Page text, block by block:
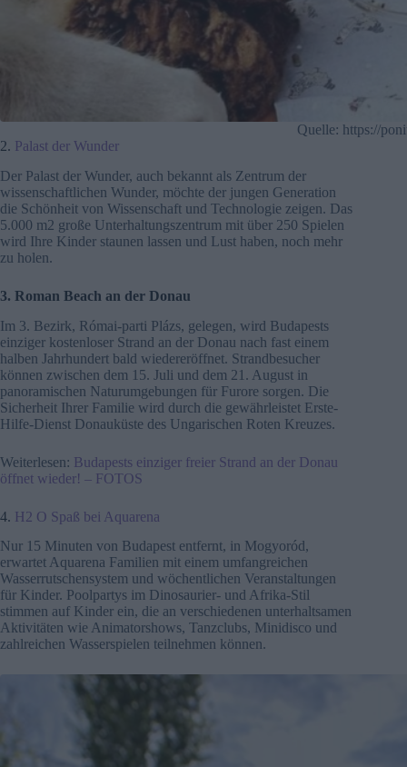
Quelle: https://
2. Palast der Wunder
Der Palast der Wunder, auch bekannt als Zentrum der
wissenschaftlichen Wunder, möchte der jungen Generation
die Schönheit von Wissenschaft und Technologie zeigen. Das
5.000 m2 große Unterhaltungszentrum mit über 250 Spielen
wird Ihre Kinder staunen lassen und Lust haben, noch mehr
zu holen.
3. Roman Beach an der Donau
Im 3. Bezirk, Római-parti Plázs, gelegen, wird Budapests
einziger kostenloser Strand an der Donau nach fast einem
halben Jahrhundert bald wiedereröffnet. Strandbesucher
können zwischen dem 15. Juli und dem 21. August in
panoramischen Naturumgebungen für Furore sorgen. Die
Sicherheit Ihrer Familie wird durch die gewährleistet Erste-
Hilfe-Dienst Donauküste des Ungarischen Roten Kreuzes.
Weiterlesen: Budapests einziger freier Strand an der Donau
öffnet wieder! – FOTOS
4. H2 O Spaß bei Aquarena
Nur 15 Minuten von Budapest entfernt, in Mogyoród,
erwartet Aquarena Familien mit einem umfangreichen
Wasserrutschensystem und wöchentlichen Veranstaltungen
für Kinder. Poolpartys im Dinosaurier- und Afrika-Stil
stimmen auf Kinder ein, die an verschiedenen unterhaltsamen
Aktivitäten wie Animatorshows, Tanzclubs, Minidisco und
zahlreichen Wasserspielen teilnehmen können.